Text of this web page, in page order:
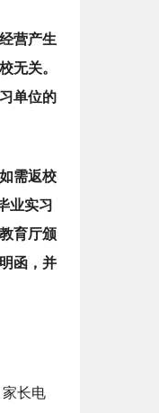
营产生
无关。
单位的
需返校
业实习
育厅颁
函，并
长电